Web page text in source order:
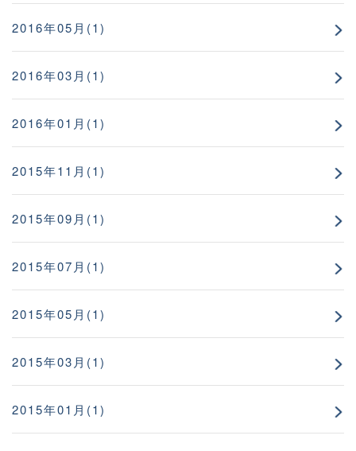
2016年05月(1)
2016年03月(1)
2016年01月(1)
2015年11月(1)
2015年09月(1)
2015年07月(1)
2015年05月(1)
2015年03月(1)
2015年01月(1)